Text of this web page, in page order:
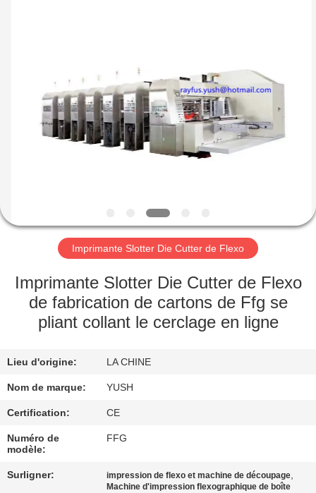
MAISON
PRODUITS
DE
NOUS
VISITE
D'USINE
DE
QUALITÉ
CONTACTEZ-
NOUS
Imprimante Slotter Die Cutter de Flexo
Imprimante Slotter Die Cutter de Flexo
de fabrication de cartons de Ffg se
pliant collant le cerclage en ligne
Lieu d'origine: LA CHINE
Nom de marque: YUSH
Certification: CE
Numéro de
modèle:
FFG
Surligner: impression de flexo et machine de découpage,
Machine d'impression flexographique de boîte